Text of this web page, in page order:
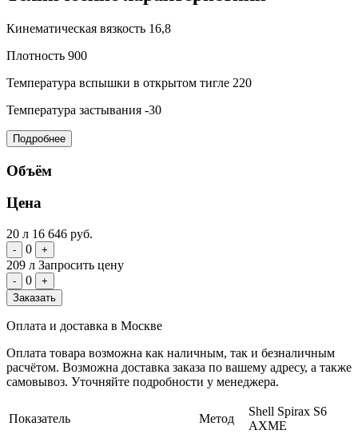
Кинематическая вязкость 16,8
Плотность 900
Температура вспышки в открытом тигле 220
Температура застывания -30
Подробнее
Объём
Цена
20 л 16 646 руб.
- 0 +
209 л Запросить цену
- 0
+
Заказать
Оплата и доставка в Москве
Оплата товара возможна как наличным, так и безналичным
расчётом. Возможна доставка заказа по вашему адресу, а также
самовывоз. Уточняйте подробности у менеджера.
Показатель Метод
Shell Spirax S6
AXME